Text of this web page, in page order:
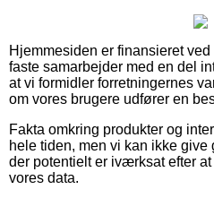
Hjemmesiden er finansieret
faste samarbejder med en del
at vi formidler forretningernes
om vores brugere udfører en
Fakta omkring produkter og
hele tiden, men vi kan ikke
der potentielt er iværksat efter
vores data.